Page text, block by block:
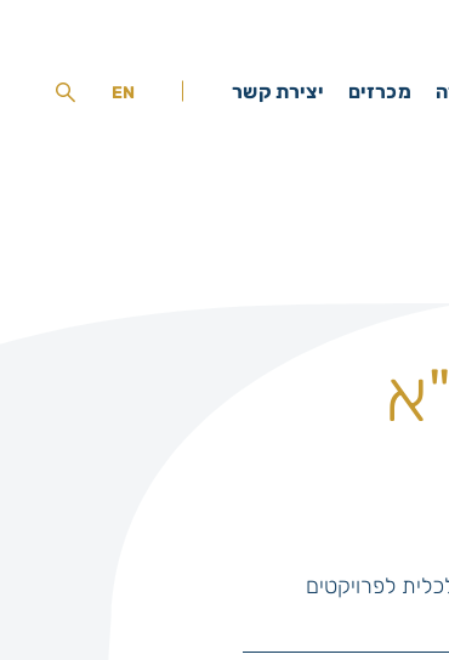
מכרזים יצירת קשר EN
לפרויקטים